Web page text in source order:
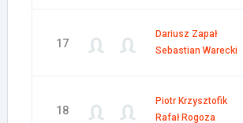
17
Dariusz Zapał
Sebastian Warecki
18
Piotr Krzysztofik
Rafał Rogoza